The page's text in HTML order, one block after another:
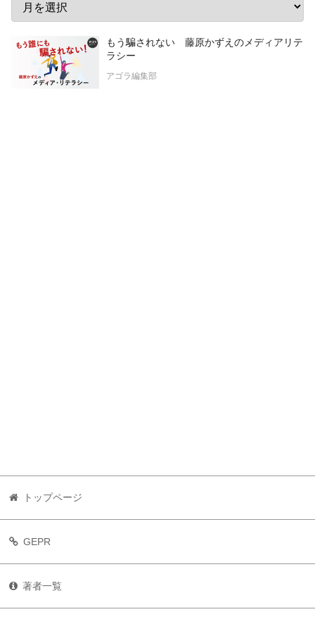
もう騙されない 藤原かずえのメディアリテ
ラシー
アゴラ編集部
トップページ
GEPR
著者一覧